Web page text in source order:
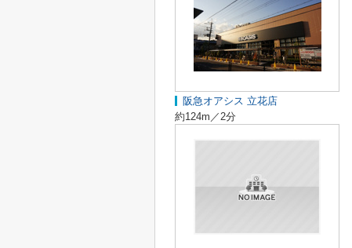
阪急オアシス 立花店
約124m／2分